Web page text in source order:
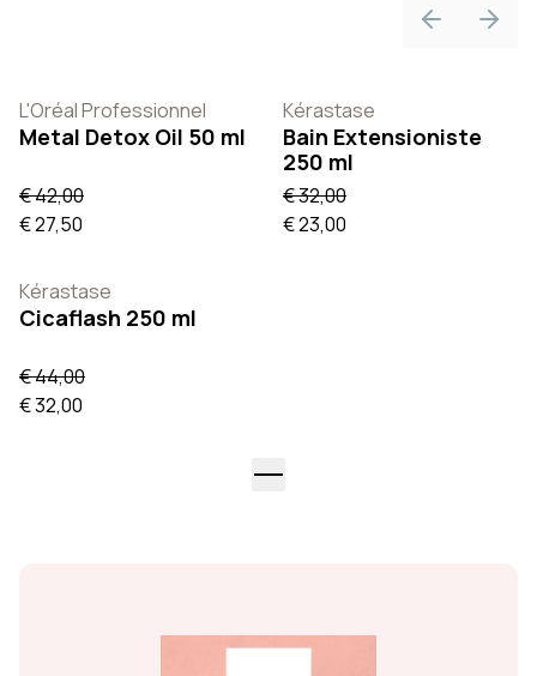
PreviousNext
L'Oréal Professionnel
Metal Detox Oil 50 ml
€ 42,00
€ 27,50
Kérastase
Bain Extensioniste
250 ml
€ 32,00
€ 23,00
Kérastase
Cicaflash 250 ml
€ 44,00
€ 32,00